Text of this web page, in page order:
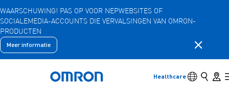
Overslaan
naar
hoofdinhoud
WAARSCHUWING! PAS OP VOOR NEPWEBSITES OF
SOCIALEMEDIA-ACCOUNTS DIE VERVALSINGEN VAN OMRON-
PRODUCTEN
Meer informatie
Terug naar home
Healthcare Schakelaar
Zoeken
Terug
Terug naar het vorige menu
Producten